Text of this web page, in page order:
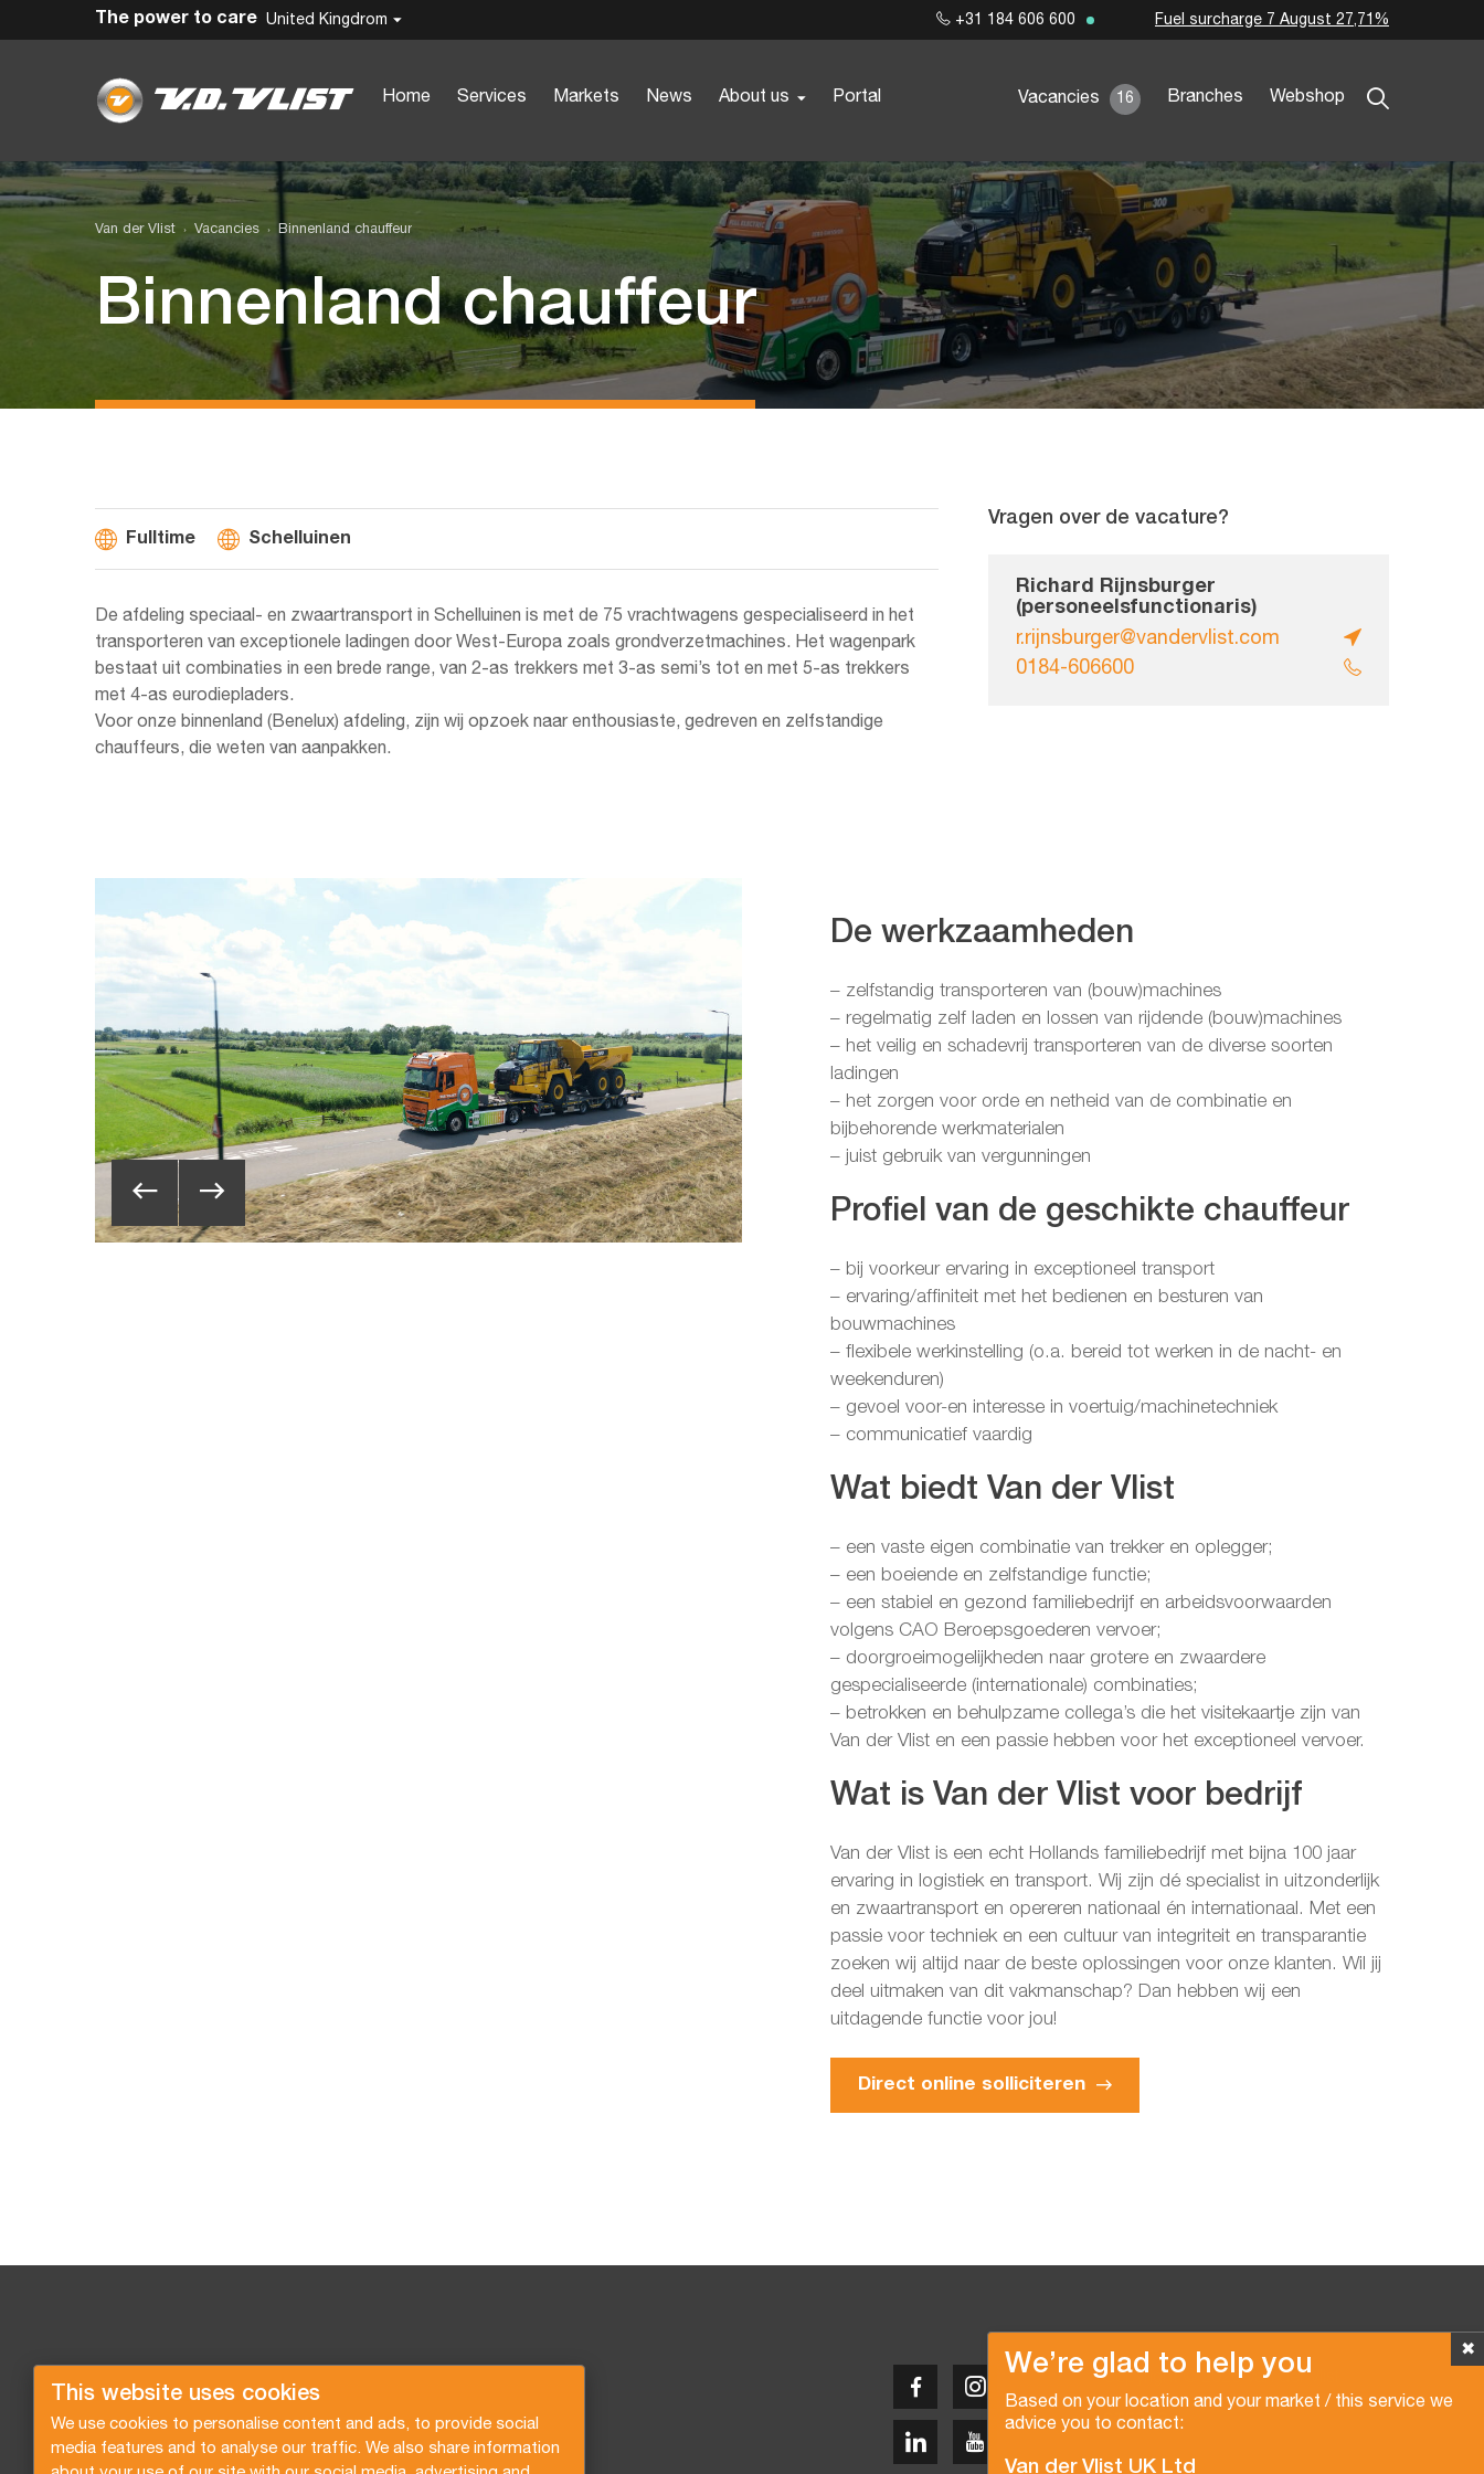
This website uses cookies
We use cookies to personalise content and ads, to provide social
media features and to analyse our traffic. We also share information
United Kingdrom
Home Services Markets News About us Portal Vacancies 16 Branches Webshop
The power to care +31 184 606 600 Fuel surcharge 7 August 27,71%
Van der Vlist Vacancies Binnenland chauffeur
Binnenland chauffeur
Fulltime Schelluinen
De afdeling speciaal- en zwaartransport in Schelluinen is met de 75 vrachtwagens gespecialiseerd in het
transporteren van exceptionele ladingen door West-Europa zoals grondverzetmachines. Het wagenpark
bestaat uit combinaties in een brede range, van 2-as trekkers met 3-as semi’s tot en met 5-as trekkers
met 4-as eurodiepladers.
Voor onze binnenland (Benelux) afdeling, zijn wij opzoek naar enthousiaste, gedreven en zelfstandige
chauffeurs, die weten van aanpakken.
Vragen over de vacature?
Richard Rijnsburger
(personeelsfunctionaris)
r.rijnsburger@vandervlist.com
0184-606600
De werkzaamheden
– zelfstandig transporteren van (bouw)machines
– regelmatig zelf laden en lossen van rijdende (bouw)machines
– het veilig en schadevrij transporteren van de diverse soorten
ladingen
– het zorgen voor orde en netheid van de combinatie en
bijbehorende werkmaterialen
– juist gebruik van vergunningen
Profiel van de geschikte chauffeur
– bij voorkeur ervaring in exceptioneel transport
– ervaring/affiniteit met het bedienen en besturen van
bouwmachines
– flexibele werkinstelling (o.a. bereid tot werken in de nacht- en
weekenduren)
– gevoel voor-en interesse in voertuig/machinetechniek
– communicatief vaardig
Wat biedt Van der Vlist
– een vaste eigen combinatie van trekker en oplegger;
– een boeiende en zelfstandige functie;
– een stabiel en gezond familiebedrijf en arbeidsvoorwaarden
volgens CAO Beroepsgoederen vervoer;
– doorgroeimogelijkheden naar grotere en zwaardere
gespecialiseerde (internationale) combinaties;
– betrokken en behulpzame collega’s die het visitekaartje zijn van
Van der Vlist en een passie hebben voor het exceptioneel vervoer.
Wat is Van der Vlist voor bedrijf
Van der Vlist is een echt Hollands familiebedrijf met bijna 100 jaar
ervaring in logistiek en transport. Wij zijn dé specialist in uitzonderlijk
en zwaartransport en opereren nationaal én internationaal. Met een
passie voor techniek en een cultuur van integriteit en transparantie
zoeken wij altijd naar de beste oplossingen voor onze klanten. Wil jij
deel uitmaken van dit vakmanschap? Dan hebben wij een
uitdagende functie voor jou!
Direct online solliciteren
✖
We’re glad to help you
Based on your location and your market / this service we
advice you to contact:
Van der Vlist UK Ltd
Copyright © 2026 Van der Vlist